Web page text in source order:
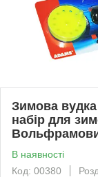
Зимова
набір для
В наявності
Код: 00380